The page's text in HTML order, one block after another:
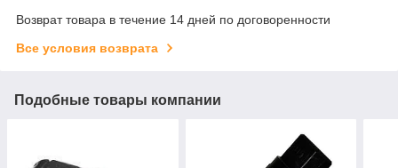
Возврат товара в течение 14 дней по договоренности
Все условия возврата
Подобные товары компании